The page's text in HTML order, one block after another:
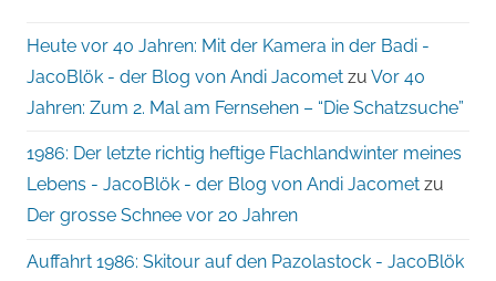
Heute vor 40 Jahren: Mit der Kamera in der Badi -
JacoBlök - der Blog von Andi Jacomet zu Vor 40
Jahren: Zum 2. Mal am Fernsehen – “Die Schatzsuche”
1986: Der letzte richtig heftige Flachlandwinter meines
Lebens - JacoBlök - der Blog von Andi Jacomet zu
Der grosse Schnee vor 20 Jahren
Auffahrt 1986: Skitour auf den Pazolastock - JacoBlök